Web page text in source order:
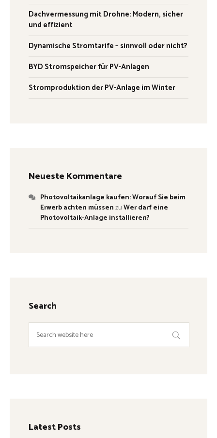
Dachvermessung mit Drohne: Modern, sicher
und effizient
Dynamische Stromtarife – sinnvoll oder nicht?
BYD Stromspeicher für PV-Anlagen
Stromproduktion der PV-Anlage im Winter
Neueste Kommentare
Photovoltaikanlage kaufen: Worauf Sie beim
Erwerb achten müssenzuWer darf eine
Photovoltaik-Anlage installieren?
Search
Latest Posts